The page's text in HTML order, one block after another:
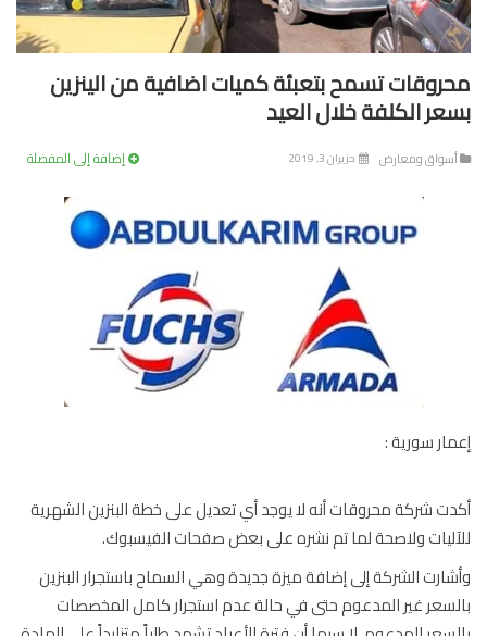
تسمح بتعبئة كميات اضافية من الينزين
الكلفة خلال العيد
ومعارض حزيران 3, 2019 إضافة إلى المفضلة
سورية :
شركة محروقات أنه لا يوجد أي تعديل على خطة البنزين الشهرية
ولاصحة لما تم نشره على بعض صفحات الفيسبوك.
الشركة إلى إضافة ميزة جديدة وهي السماح باستجرار البنزين
غير المدعوم حتى في حالة عدم استجرار كامل المخصصات